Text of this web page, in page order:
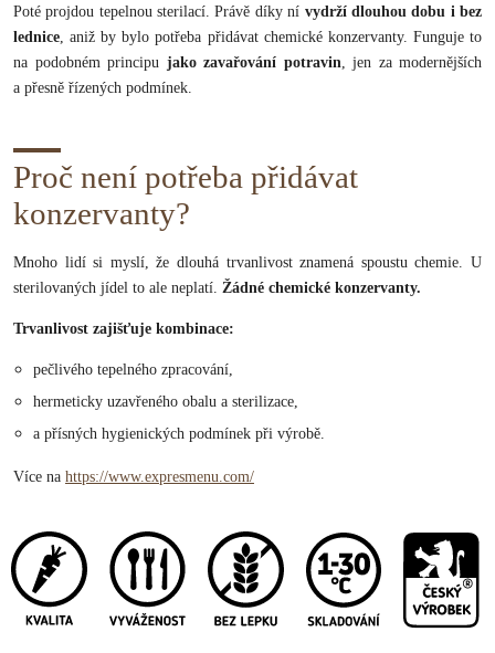
Poté projdou tepelnou sterilací. Právě díky ní vydrží dlouhou dobu i bez
lednice , aniž by bylo potřeba přidávat chemické konzervanty. Funguje to
na podobném principu jako zavařování potravin , jen za modernějších
a přesně řízených podmínek.
Proč není potřeba přidávat
konzervanty?
Mnoho lidí si myslí, že dlouhá trvanlivost znamená spoustu chemie. U
sterilovaných jídel to ale neplatí. Žádné chemické konzervanty.
Trvanlivost zajišťuje kombinace:
pečlivého tepelného zpracování,
hermeticky uzavřeného obalu a sterilizace,
a přísných hygienických podmínek při výrobě.
Více na https://www.expresmenu.com/